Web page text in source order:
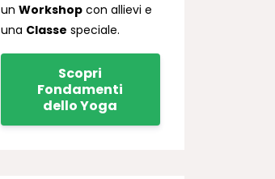
un Workshopcon allievi e
una Classe speciale.
Scopri
Fondamenti
dello Yoga